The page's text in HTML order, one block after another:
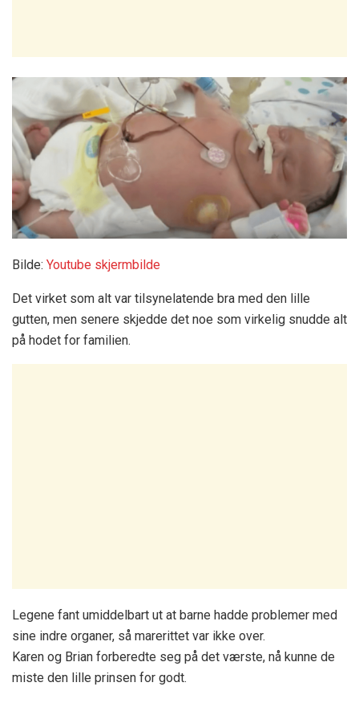
Bilde: Youtube skjermbilde
Det virket som alt var tilsynelatende bra med den lille
gutten, men senere skjedde det noe som virkelig snudde alt
på hodet for familien.
Legene fant umiddelbart ut at barne hadde problemer med
sine indre organer, så marerittet var ikke over.
Karen og Brian forberedte seg på det værste, nå kunne de
miste den lille prinsen for godt.